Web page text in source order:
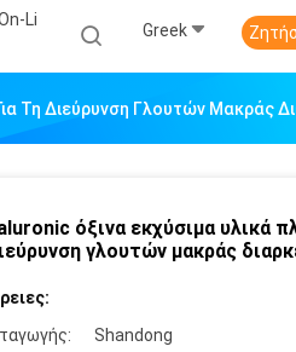
Li
Greek
Τη Διεύρυνση Γλουτών Μακράς
όξινα εκχύσιμα υλικά
γλουτών μακράς
Shandong